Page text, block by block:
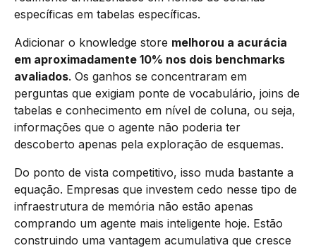
específicas em tabelas específicas.
Adicionar o knowledge store melhorou a acurácia
em aproximadamente 10% nos dois benchmarks
avaliados. Os ganhos se concentraram em
perguntas que exigiam ponte de vocabulário, joins de
tabelas e conhecimento em nível de coluna, ou seja,
informações que o agente não poderia ter
descoberto apenas pela exploração de esquemas.
Do ponto de vista competitivo, isso muda bastante a
equação. Empresas que investem cedo nesse tipo de
infraestrutura de memória não estão apenas
comprando um agente mais inteligente hoje. Estão
construindo uma vantagem acumulativa que cresce